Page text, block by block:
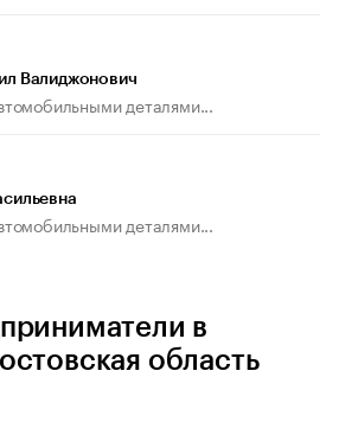
Валиджонович
деталями...
деталями...
в
область